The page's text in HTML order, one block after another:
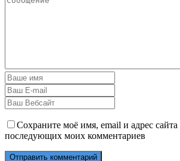
Сохраните моё имя, email и адрес сайта
последующих моих комментариев